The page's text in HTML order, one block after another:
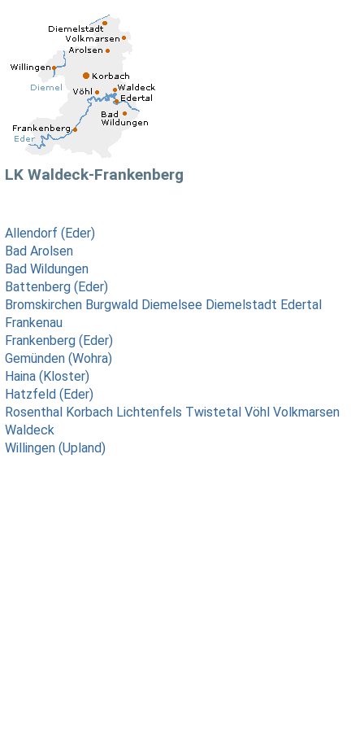
LK Waldeck-Frankenberg
Allendorf (Eder)
Bad Arolsen
Bad Wildungen
Battenberg (Eder)
Bromskirchen Burgwald Diemelsee Diemelstadt Edertal
Frankenau
Frankenberg (Eder)
Gemünden (Wohra)
Haina (Kloster)
Hatzfeld (Eder)
Rosenthal Korbach Lichtenfels Twistetal Vöhl Volkmarsen
Waldeck
Willingen (Upland)